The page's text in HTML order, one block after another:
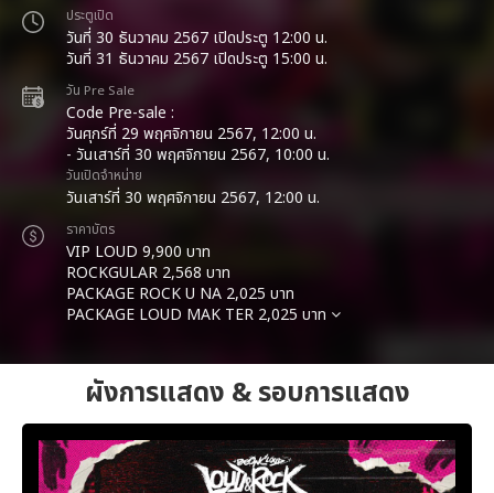
ประตูเปิด
วันที่ 30 ธันวาคม 2567 เปิดประตู 12:00 น.
วันที่ 31 ธันวาคม 2567 เปิดประตู 15:00 น.
วัน Pre Sale
Code Pre-sale :
วันศุกร์ที่ 29 พฤศจิกายน 2567, 12:00 น.
- วันเสาร์ที่ 30 พฤศจิกายน 2567, 10:00 น.
วันเปิดจำหน่าย
วันเสาร์ที่ 30 พฤศจิกายน 2567, 12:00 น.
ราคาบัตร
VIP LOUD 9,900 บาท
ROCKGULAR 2,568 บาท
PACKAGE ROCK U NA 2,025 บาท
PACKAGE LOUD MAK TER 2,025 บาท
ผังการแสดง & รอบการแสดง